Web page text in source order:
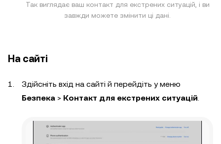
Так виглядає ваш контакт для екстрених ситуацій, і ви
завжди можете змінити ці дані.
На сайті
Здійсніть вхід на сайті й перейдіть у меню
Безпека > Контакт для екстрених ситуацій.